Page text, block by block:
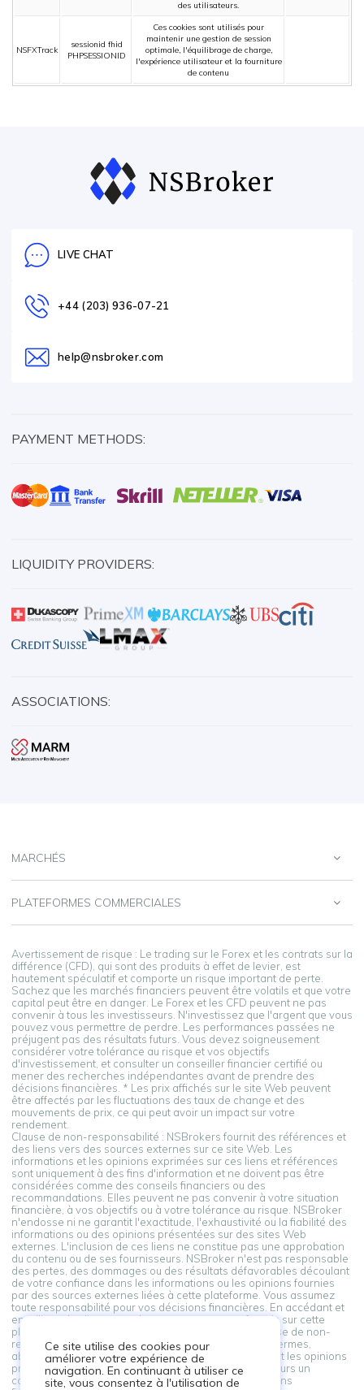
des utilisateurs.
NSFXTrack
sessionid fhid
PHPSESSIONID
Ces cookies sont utilisés pour
maintenir une gestion de session
optimale, l'équilibrage de charge,
l'expérience utilisateur et la fourniture
de contenu
LIVE CHAT
+44 (203) 936-07-21
help@nsbroker.com
PAYMENT METHODS:
LIQUIDITY PROVIDERS:
ASSOCIATIONS:
MARCHÉS
PLATEFORMES COMMERCIALES
Avertissement de risque : Le trading sur le Forex et les contrats sur la
différence (CFD), qui sont des produits à effet de levier, est
hautement spéculatif et comporte un risque important de perte.
Sachez que les marchés financiers peuvent être volatils et que votre
capital peut être en danger. Le Forex et les CFD peuvent ne pas
convenir à tous les investisseurs. N'investissez que l'argent que vous
pouvez vous permettre de perdre. Les performances passées ne
préjugent pas des résultats futurs. Vous devez soigneusement
considérer votre tolérance au risque et vos objectifs
d'investissement, et consulter un conseiller financier certifié ou
mener des recherches indépendantes avant de prendre des
décisions financières. * Les prix affichés sur le site Web peuvent
être affectés par les fluctuations des taux de change et des
mouvements de prix, ce qui peut avoir un impact sur votre
rendement.
Clause de non-responsabilité : NSBrokers fournit des références et
des liens vers des sources externes sur ce site Web. Les
informations et les opinions exprimées sur ces liens et références
sont uniquement à des fins d'information et ne doivent pas être
considérées comme des conseils financiers ou des
recommandations. Elles peuvent ne pas convenir à votre situation
financière, à vos objectifs ou à votre tolérance au risque. NSBroker
n'endosse ni ne garantit l'exactitude, l'exhaustivité ou la fiabilité des
informations ou des opinions présentées sur des sites Web
externes. L'inclusion de ces liens ne constitue pas une approbation
du contenu ou de ses fournisseurs. NSBroker n'est pas responsable
des pertes, des dommages ou des résultats défavorables découlant
de votre confiance dans les informations ou les opinions fournies
par des sources externes liées à cette plateforme. Vous assumez
toute responsabilité pour vos décisions financières. En accédant et
en utilisant les liens vers des sources externes fournis sur cette
plateforme, vous reconnaissez et acceptez cette clause de non-
responsabilité. Si vous n'êtes pas d'accord avec ces termes,
abstenez-vous de vous appuyer sur les informations et les opinions
présentées par des sources externes. Consultez toujours un
conseiller professionnel avant de prendre des décisions
Ce site utilise des cookies pour
améliorer votre expérience de
navigation. En continuant à utiliser ce
site, vous consentez à l'utilisation de